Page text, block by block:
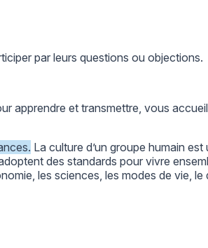
par leurs questions ou objections.
apprendre et transmettre, vous
. La culture d’un groupe humain
des standards pour vivre
les sciences, les modes de vie,